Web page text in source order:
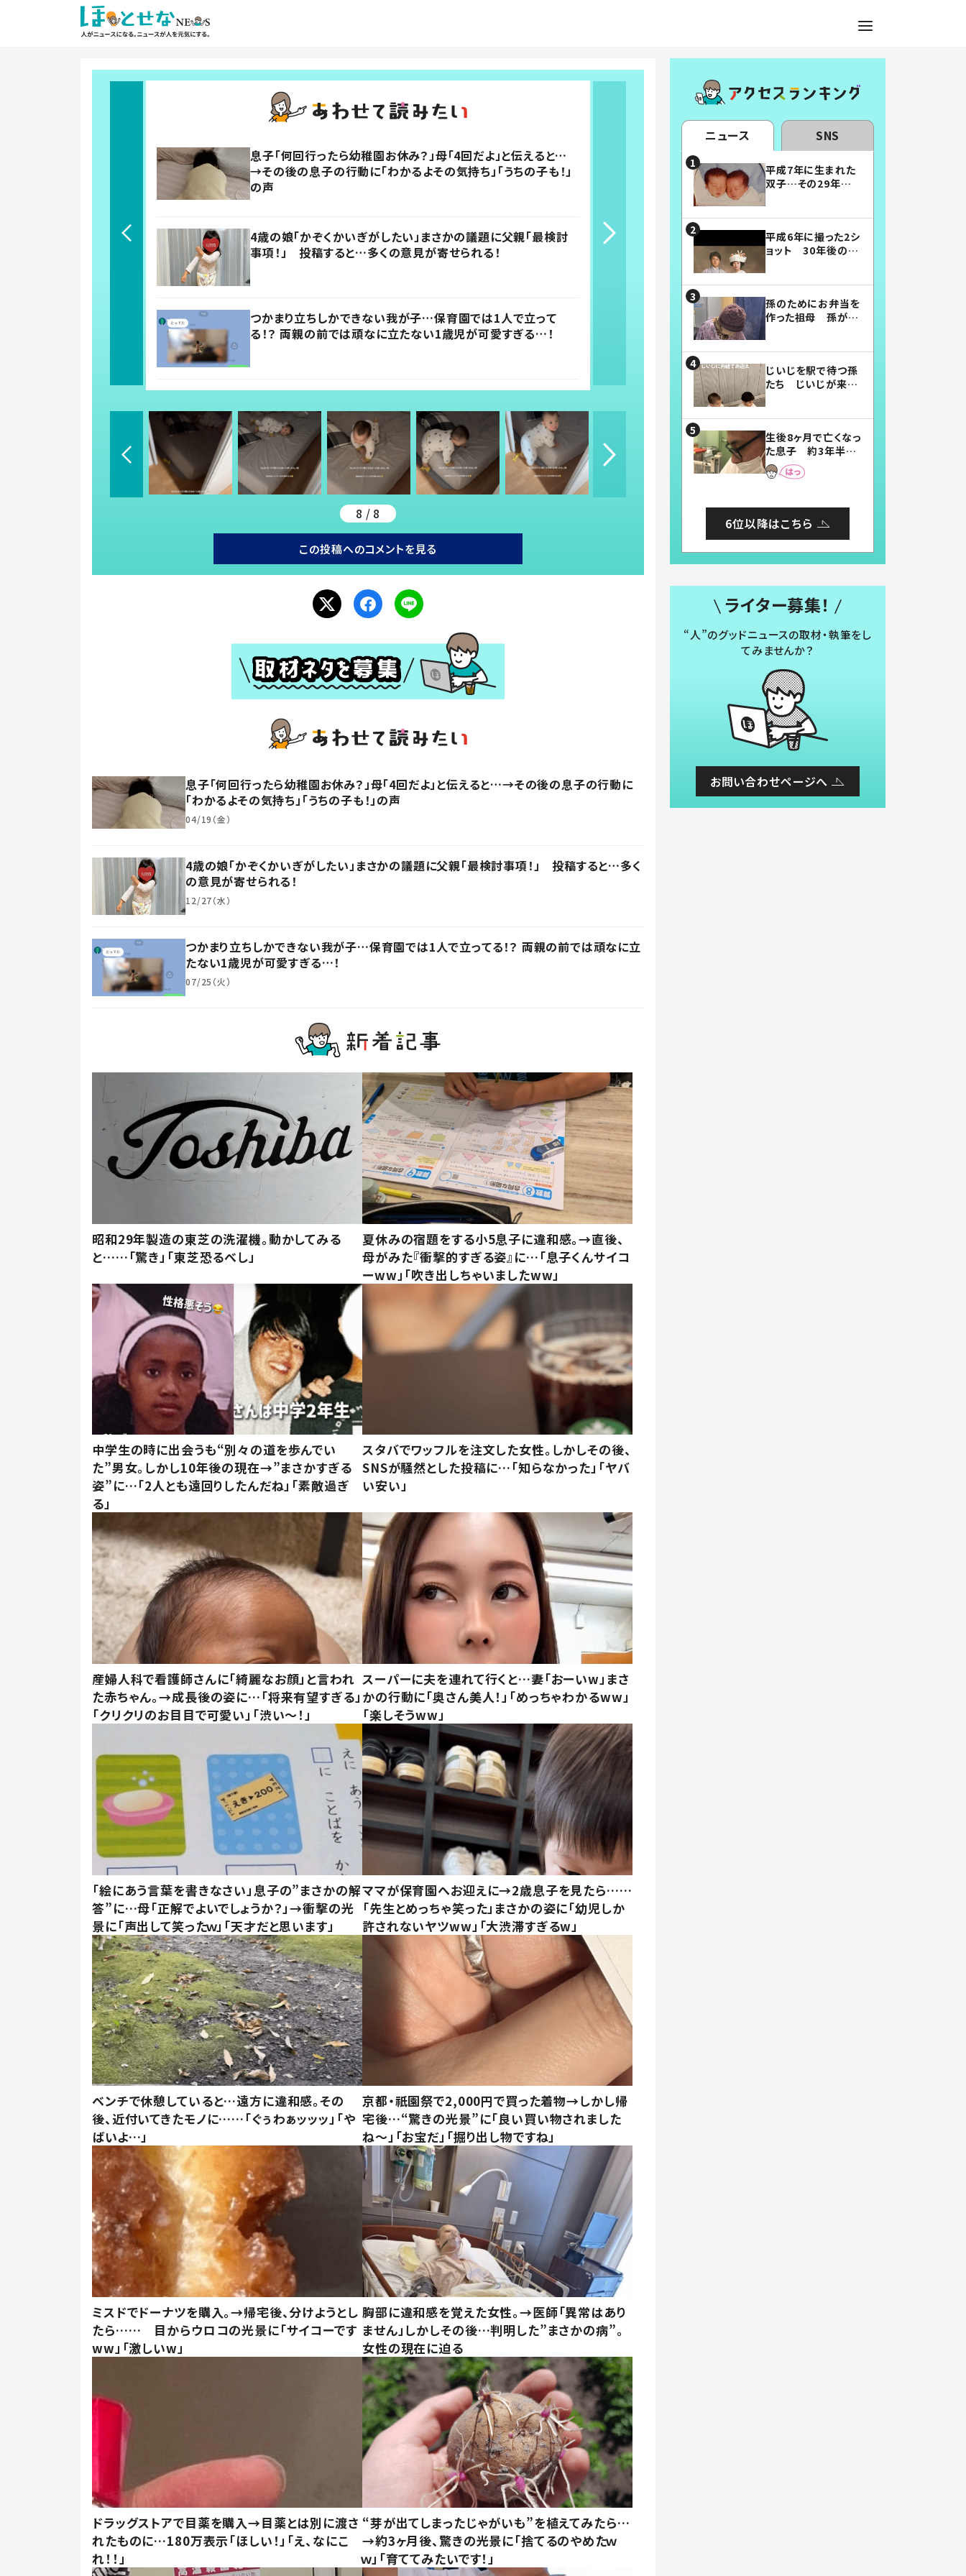
息子「何回行ったら幼稚園お休み？」母「4回だよ」と伝えると…
→その後の息子の行動に「わかるよその気持ち」「うちの子も！」
の声
4歳の娘「かぞくかいぎがしたい」まさかの議題に父親「最検討
事項！」 投稿すると…多くの意見が寄せられる！
つかまり立ちしかできない我が子…保育園では1人で立って
る！？ 両親の前では頑なに立たない1歳児が可愛すぎる…！
8 / 8
この投稿へのコメントを見る
息子「何回行ったら幼稚園お休み？」母「4回だよ」と伝えると…→その後の息子の行動に
「わかるよその気持ち」「うちの子も！」の声
04/19（金）
4歳の娘「かぞくかいぎがしたい」まさかの議題に父親「最検討事項！」 投稿すると…多く
の意見が寄せられる！
12/27（水）
つかまり立ちしかできない我が子…保育園では1人で立ってる！？ 両親の前では頑なに立
たない1歳児が可愛すぎる…！
07/25（火）
昭和29年製造の東芝の洗濯機。動かしてみる
と……「驚き」「東芝恐るべし」
夏休みの宿題をする小5息子に違和感。→直後、
母がみた『衝撃的すぎる姿』に…「息子くんサイコ
ーww」「吹き出しちゃいましたww」
中学生の時に出会うも“別々の道を歩んでい
た”男女。しかし10年後の現在→”まさかすぎる
姿”に…「2人とも遠回りしたんだね」「素敵過ぎ
る」
スタバでワッフルを注文した女性。しかしその後、
SNSが騒然とした投稿に…「知らなかった」「ヤバ
い安い」
産婦人科で看護師さんに「綺麗なお顔」と言われ
た赤ちゃん。→成長後の姿に…「将来有望すぎる」
「クリクリのお目目で可愛い」「渋い～！」
スーパーに夫を連れて行くと…妻「おーいw」まさ
かの行動に「奥さん美人！」「めっちゃわかるww」
「楽しそうww」
「絵にあう言葉を書きなさい」息子の”まさかの解
答”に…母「正解でよいでしょうか？」→衝撃の光
景に「声出して笑ったｗ」「天才だと思います」
ママが保育園へお迎えに→2歳息子を見たら……
「先生とめっちゃ笑った」まさかの姿に「幼児しか
許されないヤツww」「大渋滞すぎるw」
ベンチで休憩していると…遠方に違和感。その
後、近付いてきたモノに……「ぐぅわぁッッッ」「や
ばいよ…」
京都・祇園祭で2,000円で買った着物→しかし帰
宅後…“驚きの光景”に「良い買い物されました
ね～」「お宝だ」「掘り出し物ですね」
ミスドでドーナツを購入。→帰宅後、分けようとし
たら…… 目からウロコの光景に「サイコーです
ww」「激しいw」
胸部に違和感を覚えた女性。→医師「異常はあり
ません」しかしその後…判明した”まさかの病”。
女性の現在に迫る
ドラッグストアで目薬を購入→目薬とは別に渡さ
れたものに…180万表示「ほしい！」「え、なにこ
れ！！」
“芽が出てしまったじゃがいも”を植えてみたら…
→約3ヶ月後、驚きの光景に「捨てるのやめたｗ
ｗ」「育ててみたいです！」
ニュース SNS
平成7年に生まれた
双子…その29年後
平成6年に撮った2シ
ョット 30年後の姿
孫のためにお弁当を
作った祖母 孫が絶
じいじを駅で待つ孫
たち じいじが来た
まらない」「幸せにな
れる」
生後8ヶ月で亡くなっ
た息子 約3年半
後、当時の妻の日記
に書いてあった本音
6位以降はこちら
ライター募集！
“人”のグッドニュースの取材・執筆をし
てみませんか？
お問い合わせページへ